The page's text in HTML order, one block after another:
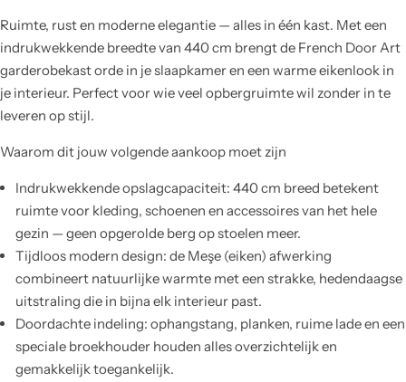
Ruimte, rust en moderne elegantie — alles in één kast. Met een
indrukwekkende breedte van 440 cm brengt de French Door Art
garderobekast orde in je slaapkamer en een warme eikenlook in
je interieur. Perfect voor wie veel opbergruimte wil zonder in te
leveren op stijl.
Waarom dit jouw volgende aankoop moet zijn
Indrukwekkende opslagcapaciteit: 440 cm breed betekent
ruimte voor kleding, schoenen en accessoires van het hele
gezin — geen opgerolde berg op stoelen meer.
Tijdloos modern design: de Meşe (eiken) afwerking
combineert natuurlijke warmte met een strakke, hedendaagse
uitstraling die in bijna elk interieur past.
Doordachte indeling: ophangstang, planken, ruime lade en een
speciale broekhouder houden alles overzichtelijk en
gemakkelijk toegankelijk.